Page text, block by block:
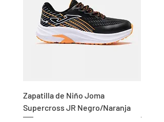
Zapatilla de Niño Joma
Supercross JR Negro/Naranja